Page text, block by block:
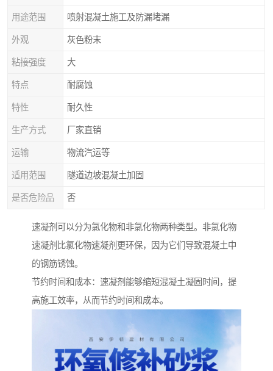
用途范围 喷射混凝土施工及防漏堵漏
外观 灰色粉末
粘接强度 大
特点 耐腐蚀
特性 耐久性
生产方式 厂家直销
运输 物流汽运等
适用范围 隧道边坡混凝土加固
是否危险品 否
速凝剂可以分为氯化物和非氯化物两种类型。非氯化物
速凝剂比氯化物速凝剂更环保，因为它们导致混凝土中
的钢筋锈蚀。
节约时间和成本：速凝剂能够缩短混凝土凝固时间，提
高施工效率，从而节约时间和成本。